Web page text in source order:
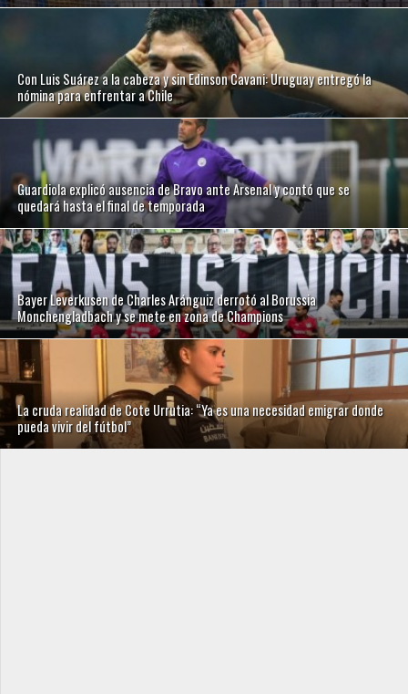
Con Luis Suárez a la cabeza y sin Edinson Cavani: Uruguay entregó la
nómina para enfrentar a Chile
Guardiola explicó ausencia de Bravo ante Arsenal y contó que se
quedará hasta el final de temporada
Bayer Leverkusen de Charles Aránguiz derrotó al Borussia
Monchengladbach y se mete en zona de Champions
La cruda realidad de Cote Urrutia: “Ya es una necesidad emigrar donde
pueda vivir del fútbol”